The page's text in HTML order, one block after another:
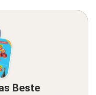
Beste